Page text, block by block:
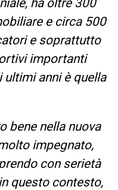
e circa 500
e soprattutto
importanti
ultimi anni è quella
bene nella nuova
impegnato,
con serietà
questo contesto,